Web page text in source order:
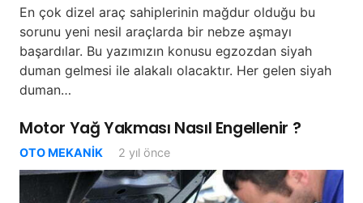
En çok dizel araç sahiplerinin mağdur olduğu bu
sorunu yeni nesil araçlarda bir nebze aşmayı
başardılar. Bu yazımızın konusu egzozdan siyah
duman gelmesi ile alakalı olacaktır. Her gelen siyah
duman…
Motor Yağ Yakması Nasıl Engellenir ?
OTO MEKANIK 2 yıl önce